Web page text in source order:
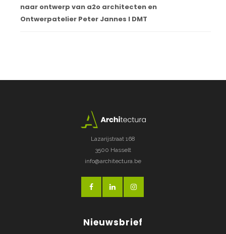
naar ontwerp van a2o architecten en
Ontwerpatelier Peter Jannes I DMT
Lazarijstraat 168
3500 Hasselt
info@architectura.be
Nieuwsbrief